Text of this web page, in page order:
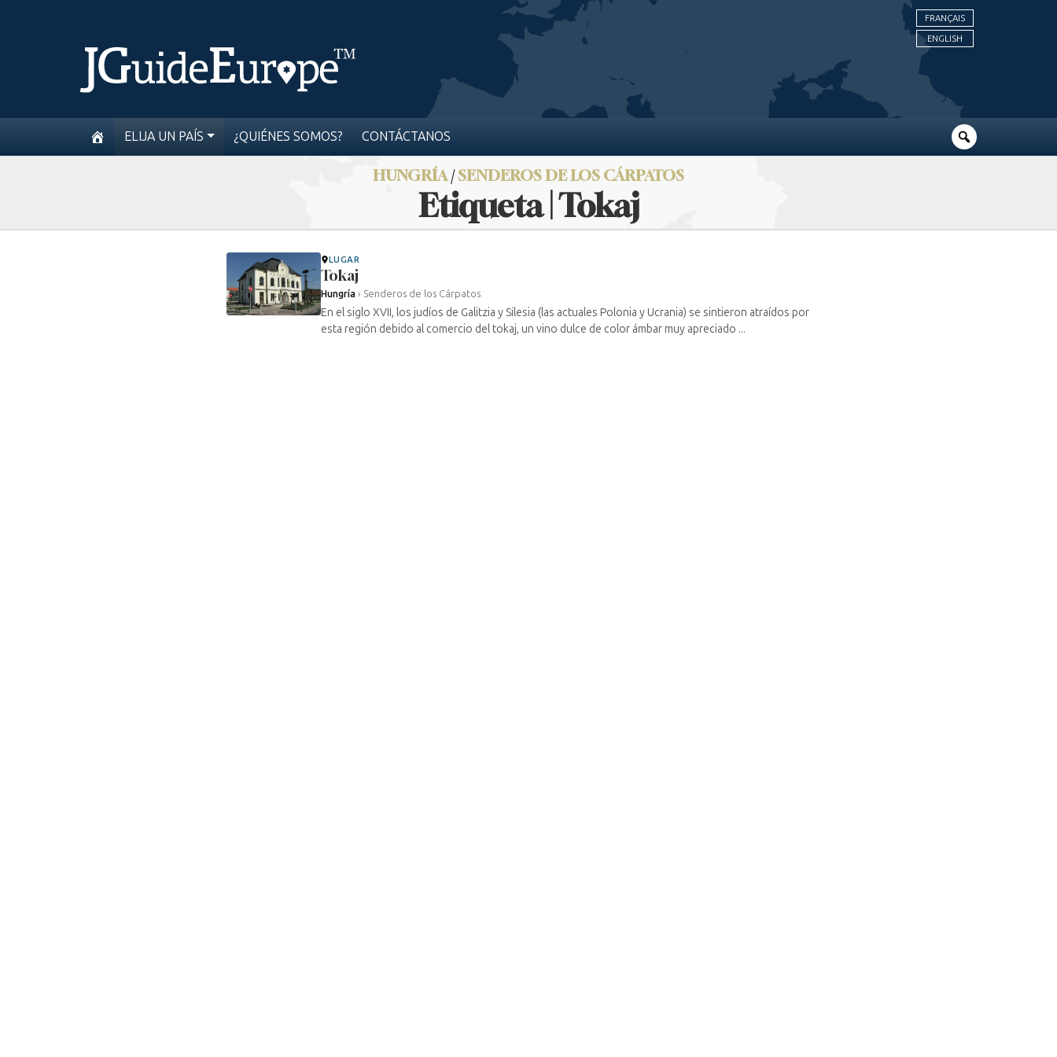
FRANÇAIS
ENGLISH
ELIJA UN PAÍS ¿QUIÉNES SOMOS? CONTÁCTANOS
HUNGRÍA/SENDEROS DE LOS CÁRPATOS
Etiqueta | Tokaj
LUGAR
Tokaj
Hungría › Senderos de los Cárpatos
En el siglo XVII, los judíos de Galitzia y Silesia (las actuales Polonia y Ucrania) se sintieron atraídos por
esta región debido al comercio del tokaj, un vino dulce de color ámbar muy apreciado ...